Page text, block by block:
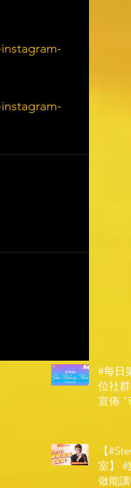
#每日
位社
宣佈
【
室】 #
做能